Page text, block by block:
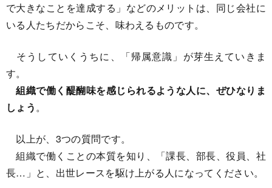
で大きなことを達成する」などのメリットは、同じ会社に
いる人たちだからこそ、味わえるものです。
そうしていくうちに、「帰属意識」が芽生えていきま
す。
組織で働く醍醐味を感じられるような人に、ぜひなりま
しょう。
以上が、3つの質問です。
組織で働くことの本質を知り、「課長、部長、役員、社
長…」と、出世レースを駆け上がる人になってください。